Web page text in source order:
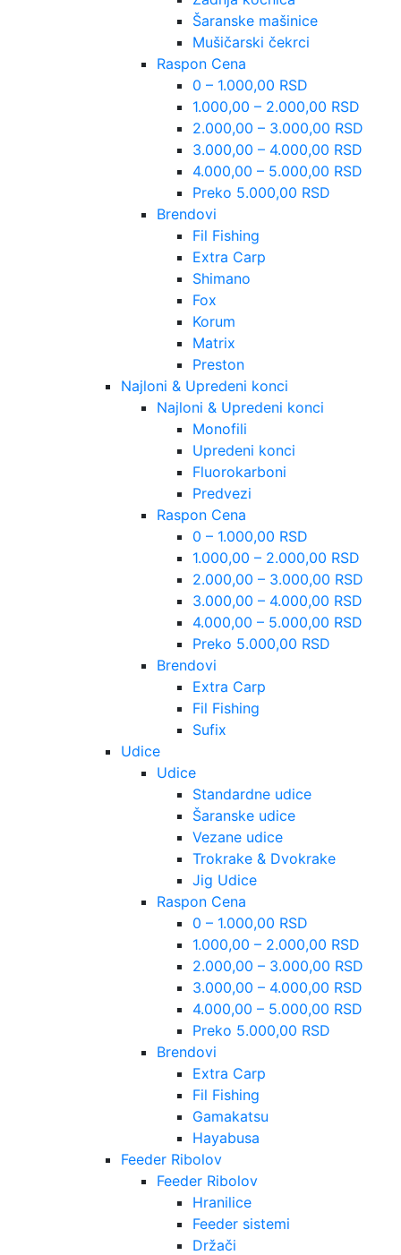
Šaranske mašinice
Mušičarski čekrci
Raspon Cena
0 – 1.000,00 RSD
1.000,00 – 2.000,00 RSD
2.000,00 – 3.000,00 RSD
3.000,00 – 4.000,00 RSD
4.000,00 – 5.000,00 RSD
Preko 5.000,00 RSD
Brendovi
Fil Fishing
Extra Carp
Shimano
Fox
Korum
Matrix
Preston
Najloni & Upredeni konci
Najloni & Upredeni konci
Monofili
Upredeni konci
Fluorokarboni
Predvezi
Raspon Cena
0 – 1.000,00 RSD
1.000,00 – 2.000,00 RSD
2.000,00 – 3.000,00 RSD
3.000,00 – 4.000,00 RSD
4.000,00 – 5.000,00 RSD
Preko 5.000,00 RSD
Brendovi
Extra Carp
Fil Fishing
Sufix
Udice
Udice
Standardne udice
Šaranske udice
Vezane udice
Trokrake & Dvokrake
Jig Udice
Raspon Cena
0 – 1.000,00 RSD
1.000,00 – 2.000,00 RSD
2.000,00 – 3.000,00 RSD
3.000,00 – 4.000,00 RSD
4.000,00 – 5.000,00 RSD
Preko 5.000,00 RSD
Brendovi
Extra Carp
Fil Fishing
Gamakatsu
Hayabusa
Feeder Ribolov
Feeder Ribolov
Hranilice
Feeder sistemi
Držači